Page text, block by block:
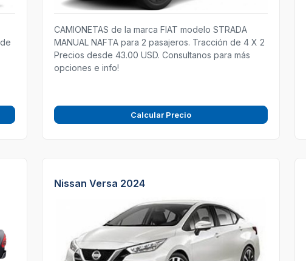
CAMIONETAS de la marca FIAT modelo STRADA
MANUAL NAFTA para 2 pasajeros. Tracción de 4 X 2
Precios desde 43.00 USD. Consultanos para más
opciones e info!
Calcular Precio
Nissan Versa 2024